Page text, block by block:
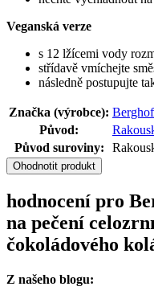
Veganská verze
s 12 lžícemi vody
střídavě vmíchejte
následně postupujte
Značka (výrobce):
Původ:
Původ suroviny:
Ohodnotit produkt
hodnocení pro
na pečení
čokoládového
Z našeho blogu: